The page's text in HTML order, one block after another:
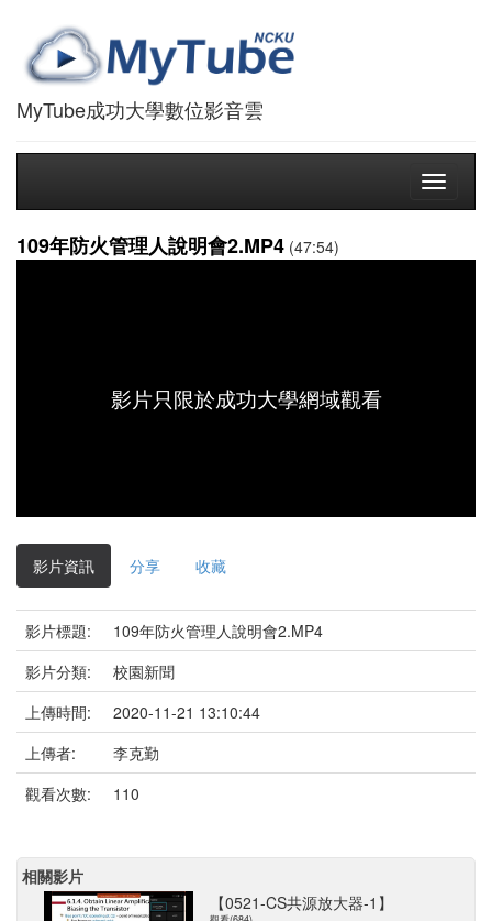
MyTube成功大學數位影音雲
Toggle
109年防火管理人說明會2.MP4 (47:54)
影片只限於成功大學網域觀看
影片資訊 分享 收藏
影片標題:
109年防火管理人說明會2.MP4
影片分類:
校園新聞
上傳時間:
2020-11-21 13:10:44
上傳者:
李克勤
觀看次數:
110
相關影片
【0521-CS共源放大器-1】